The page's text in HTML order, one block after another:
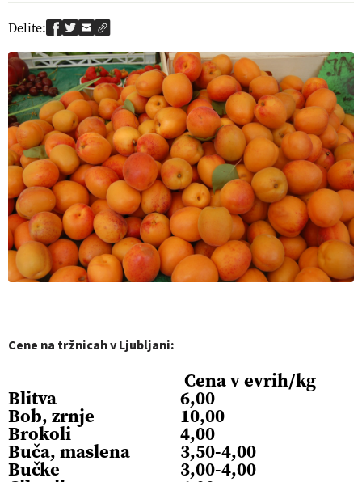
Delite:
Cene na tržnicah v Ljubljani:
Cena v evrih/kg
Blitva 6,00
Bob, zrnje 10,00
Brokoli 4,00
Buča, maslena 3,50-4,00
Bučke 3,00-4,00